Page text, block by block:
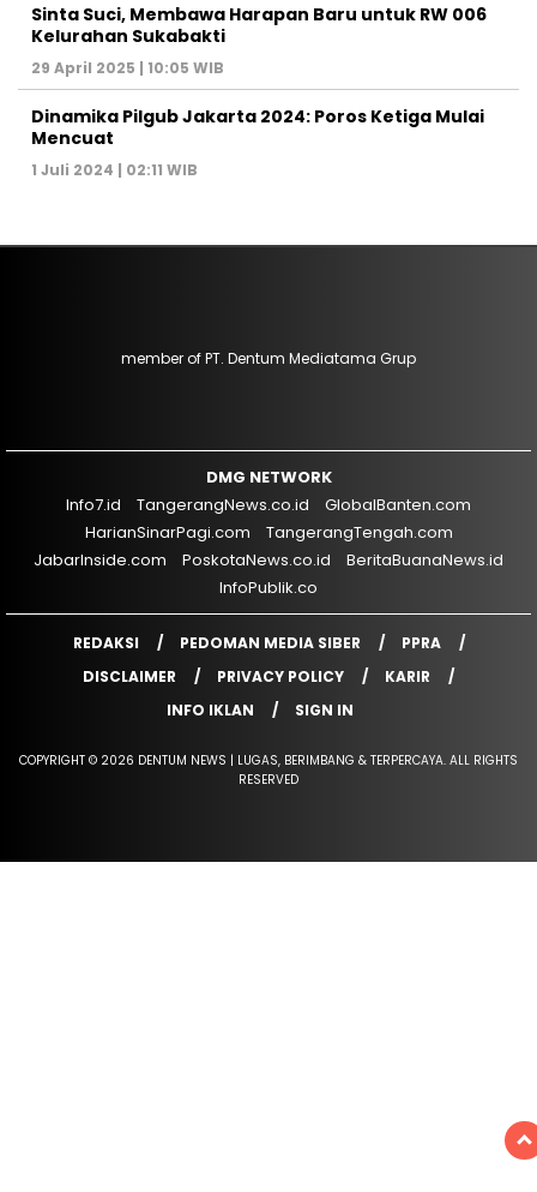
Sinta Suci, Membawa Harapan Baru untuk RW 006
Kelurahan Sukabakti
29 April 2025 | 10:05 WIB
Dinamika Pilgub Jakarta 2024: Poros Ketiga Mulai
Mencuat
1 Juli 2024 | 02:11 WIB
member of PT. Dentum Mediatama Grup
DMG NETWORK
Info7.id
TangerangNews.co.id
GlobalBanten.com
HarianSinarPagi.com
TangerangTengah.com
JabarInside.com
PoskotaNews.co.id
BeritaBuanaNews.id
InfoPublik.co
REDAKSI PEDOMAN MEDIA SIBER
PPRA
DISCLAIMER
PRIVACY POLICY
KARIR
INFO IKLAN
SIGN IN
COPYRIGHT © 2026 DENTUM NEWS | LUGAS, BERIMBANG & TERPERCAYA. ALL RIGHTS
RESERVED